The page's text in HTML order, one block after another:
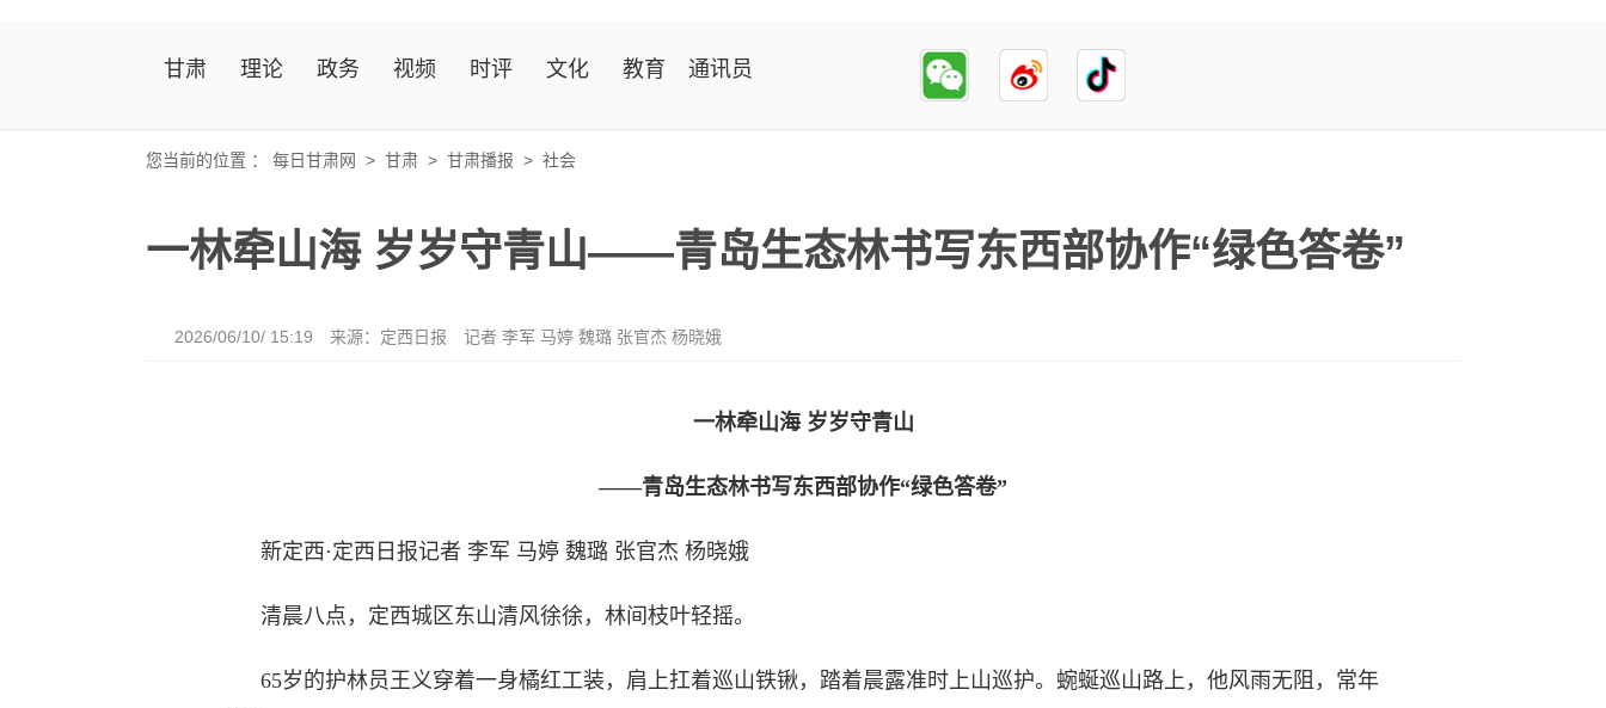
甘肃 理论 政务 视频 时评 文化 教育 通讯员
您当前的位置 ： 每日甘肃网 > 甘肃 > 甘肃播报 > 社会
一林牵山海 岁岁守青山——青岛生态林书写东西部协作“绿色答卷”
2026/06/10/ 15:19 来源：定西日报 记者 李军 马婷 魏璐 张官杰 杨晓娥
一林牵山海 岁岁守青山
——青岛生态林书写东西部协作“绿色答卷”
新定西·定西日报记者 李军 马婷 魏璐 张官杰 杨晓娥
清晨八点，定西城区东山清风徐徐，林间枝叶轻摇。
65岁的护林员王义穿着一身橘红工装，肩上扛着巡山铁锹，踏着晨露准时上山巡护。蜿蜒巡山路上，他风雨无阻，常年